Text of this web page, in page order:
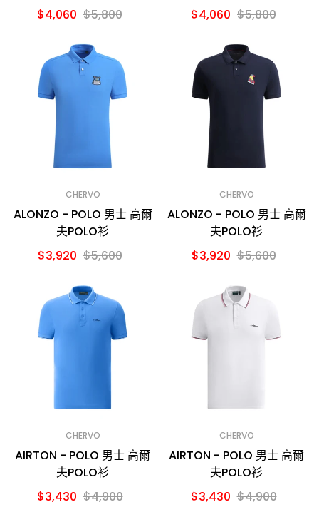
$4,060 $5,800
$4,060 $5,800
CHERVO
ALONZO - POLO 男士 高爾
夫POLO衫
$3,920 $5,600
CHERVO
ALONZO - POLO 男士 高爾
夫POLO衫
$3,920 $5,600
CHERVO
AIRTON - POLO 男士 高爾
夫POLO衫
$3,430 $4,900
CHERVO
AIRTON - POLO 男士 高爾
夫POLO衫
$3,430 $4,900